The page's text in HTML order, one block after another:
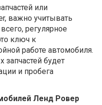
или
важно учитывать
регулярное
ключ к
работе автомобиля.
будет
и пробега
Ленд Ровер